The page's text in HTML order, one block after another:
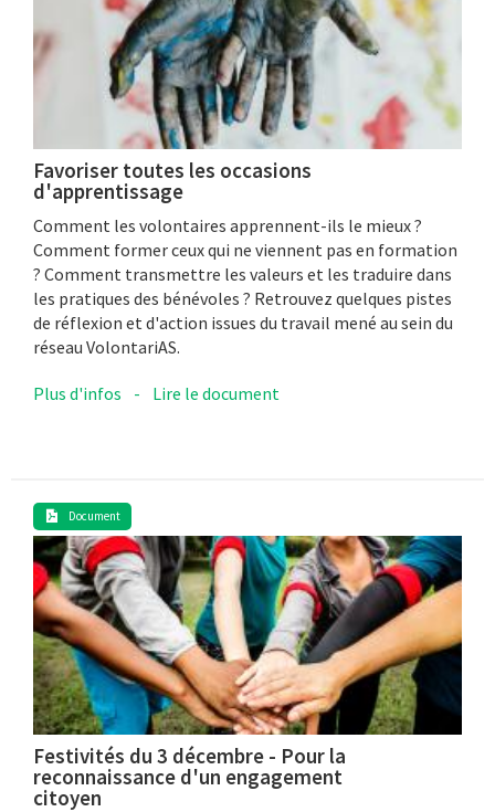
Favoriser toutes les occasions
d'apprentissage
Comment les volontaires apprennent-ils le mieux ?
Comment former ceux qui ne viennent pas en formation
? Comment transmettre les valeurs et les traduire dans
les pratiques des bénévoles ? Retrouvez quelques pistes
de réflexion et d'action issues du travail mené au sein du
réseau VolontariAS.
Plus d'infos - Lire le document
Document
Festivités du 3 décembre - Pour la
reconnaissance d'un engagement
citoyen